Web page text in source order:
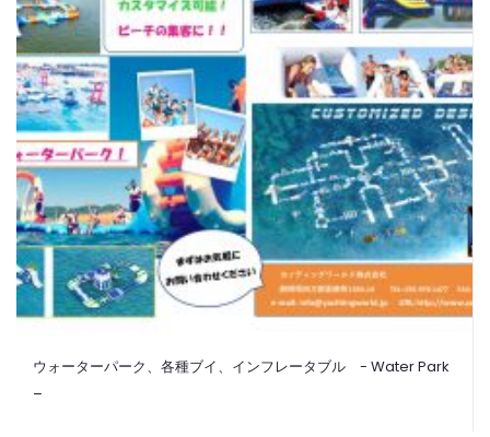
ウォーターパーク、各種ブイ、インフレータブル - Water Park
–